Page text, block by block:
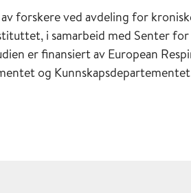
forskere ved avdeling for
i samarbeid med Senter
er finansiert av European
og